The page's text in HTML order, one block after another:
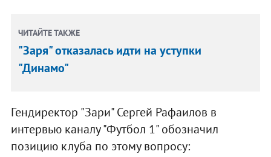
ЧИТАЙТЕ ТАКЖЕ
"Заря" отказалась идти на уступки
"Динамо"
Гендиректор "Зари" Сергей Рафаилов в
интервью каналу "Футбол 1" обозначил
позицию клуба по этому вопросу: